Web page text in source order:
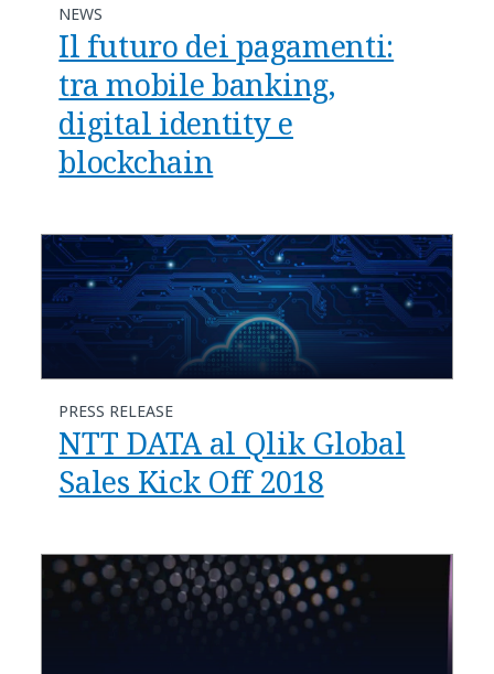
NEWS
Il futuro dei pagamenti:
tra mobile banking,
digital identity e
blockchain
PRESS RELEASE
NTT DATA al Qlik Global
Sales Kick Off 2018